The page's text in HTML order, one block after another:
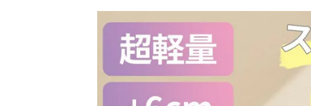
サンダル
レインシューズ
パンプス
スニーカー
カジ
ワー
ブーツ
サンダル
レインシューズ
スニーカー
ビジネス・ドレスシューズ
サンダル
レインシューズ
スニーカー
スクール
new
asics
瞬足
レディース新入荷
メンズ新入荷
キッズ新入荷
レディースSALE
メンズSALE
キッズSALE
リュック
ボディバッグ
ハンドバッグ
ビジネスバッグ
トー
ショ
財布
ケア用品
雑貨